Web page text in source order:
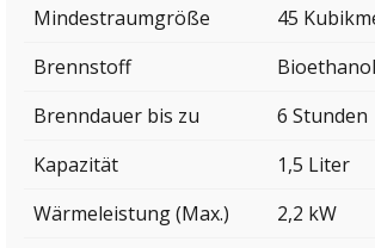
Mindestraumgröße
45
Brennstoff
Bioethanol
Brenndauer bis zu
6 Stunden
Kapazität
1,5 Liter
Wärmeleistung (Max.)
2,2 kW